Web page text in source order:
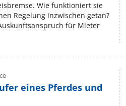
Wie funktioniert sie
Regelung inzwischen getan?
für Mieter
eines Pferdes und